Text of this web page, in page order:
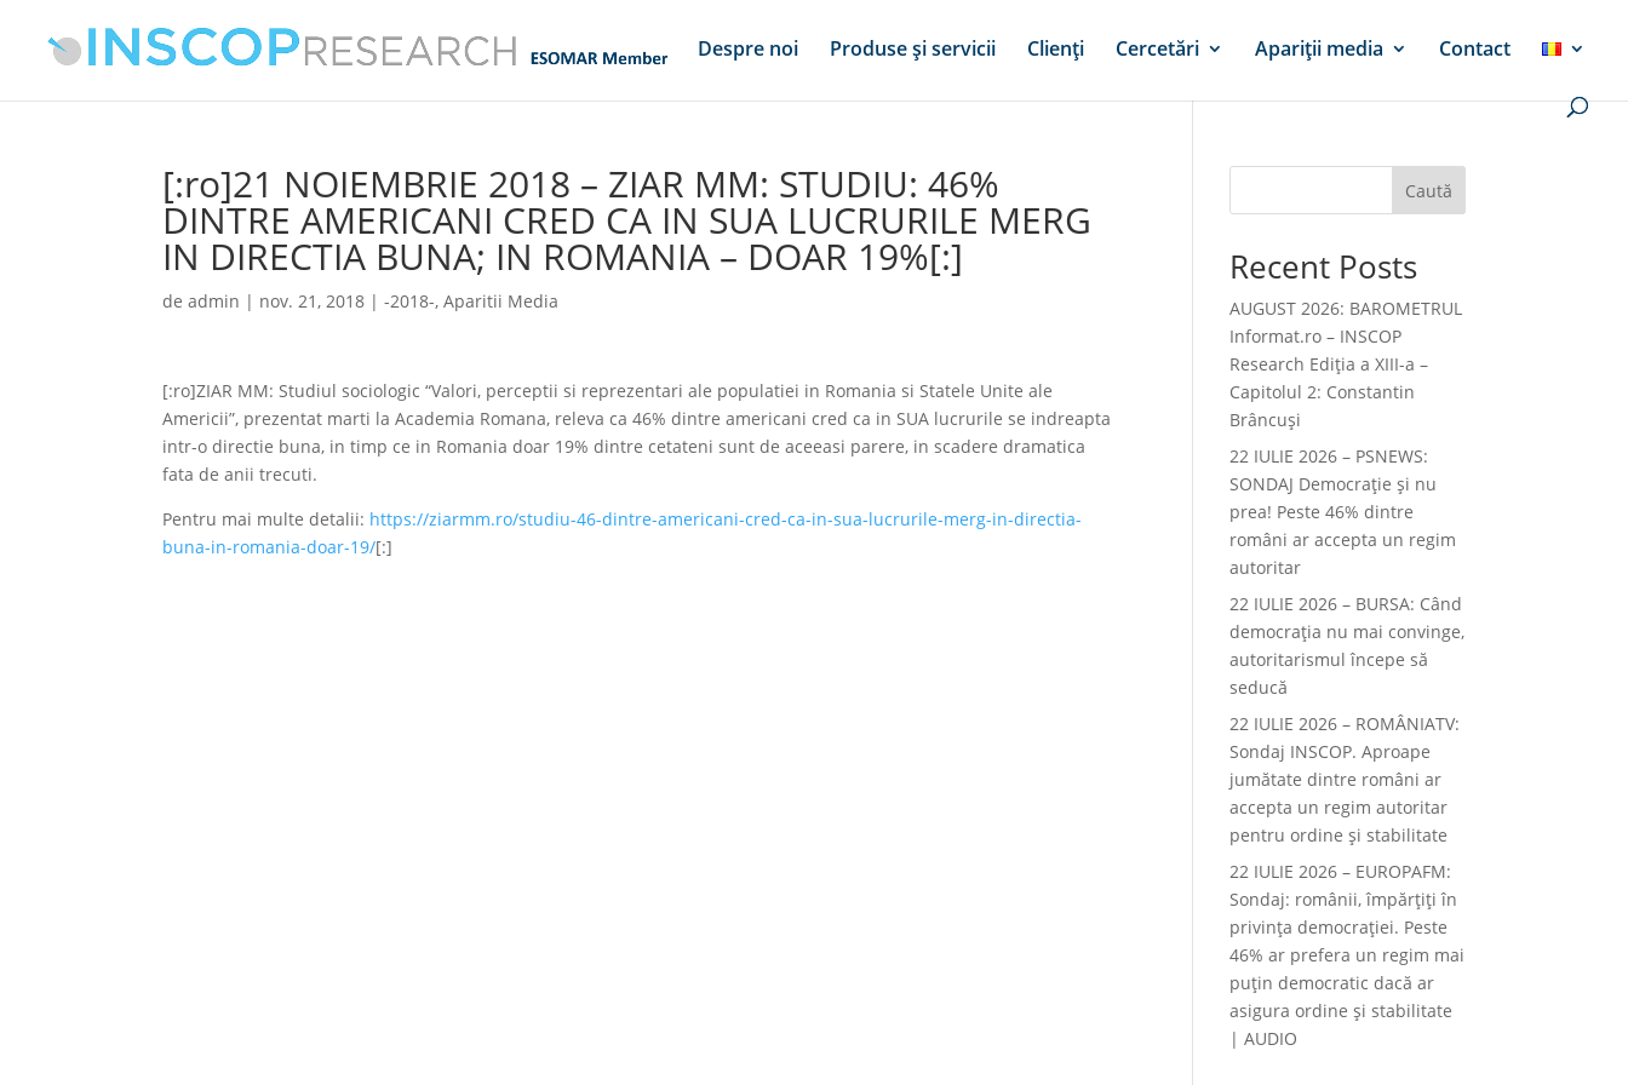
Despre noi Produse și servicii Clienți Cercetări Apariții media Contact
[:ro]21 NOIEMBRIE 2018 – ZIAR MM: STUDIU: 46%
DINTRE AMERICANI CRED CA IN SUA LUCRURILE MERG
IN DIRECTIA BUNA; IN ROMANIA – DOAR 19%[:]
deadmin | nov. 21, 2018 |-2018-,Aparitii Media
[:ro]ZIAR MM: Studiul sociologic “Valori, perceptii si reprezentari ale populatiei in Romania si Statele Unite ale
Americii”, prezentat marti la Academia Romana, releva ca 46% dintre americani cred ca in SUA lucrurile se indreapta
intr-o directie buna, in timp ce in Romania doar 19% dintre cetateni sunt de aceeasi parere, in scadere dramatica
fata de anii trecuti.
Pentru mai multe detalii: https://ziarmm.ro/studiu-46-dintre-americani-cred-ca-in-sua-lucrurile-merg-in-directia-
buna-in-romania-doar-19/[:]
Caută
Recent Posts
AUGUST 2026: BAROMETRUL
Informat.ro – INSCOP
Research Ediția a XIII-a –
Capitolul 2: Constantin
Brâncuși
22 IULIE 2026 – PSNEWS:
SONDAJ Democrație și nu
prea! Peste 46% dintre
români ar accepta un regim
autoritar
22 IULIE 2026 – BURSA: Când
democraţia nu mai convinge,
autoritarismul începe să
seducă
22 IULIE 2026 – ROMÂNIATV:
Sondaj INSCOP. Aproape
jumătate dintre români ar
accepta un regim autoritar
pentru ordine și stabilitate
22 IULIE 2026 – EUROPAFM:
Sondaj: românii, împărțiți în
privința democrației. Peste
46% ar prefera un regim mai
puțin democratic dacă ar
asigura ordine și stabilitate
| AUDIO